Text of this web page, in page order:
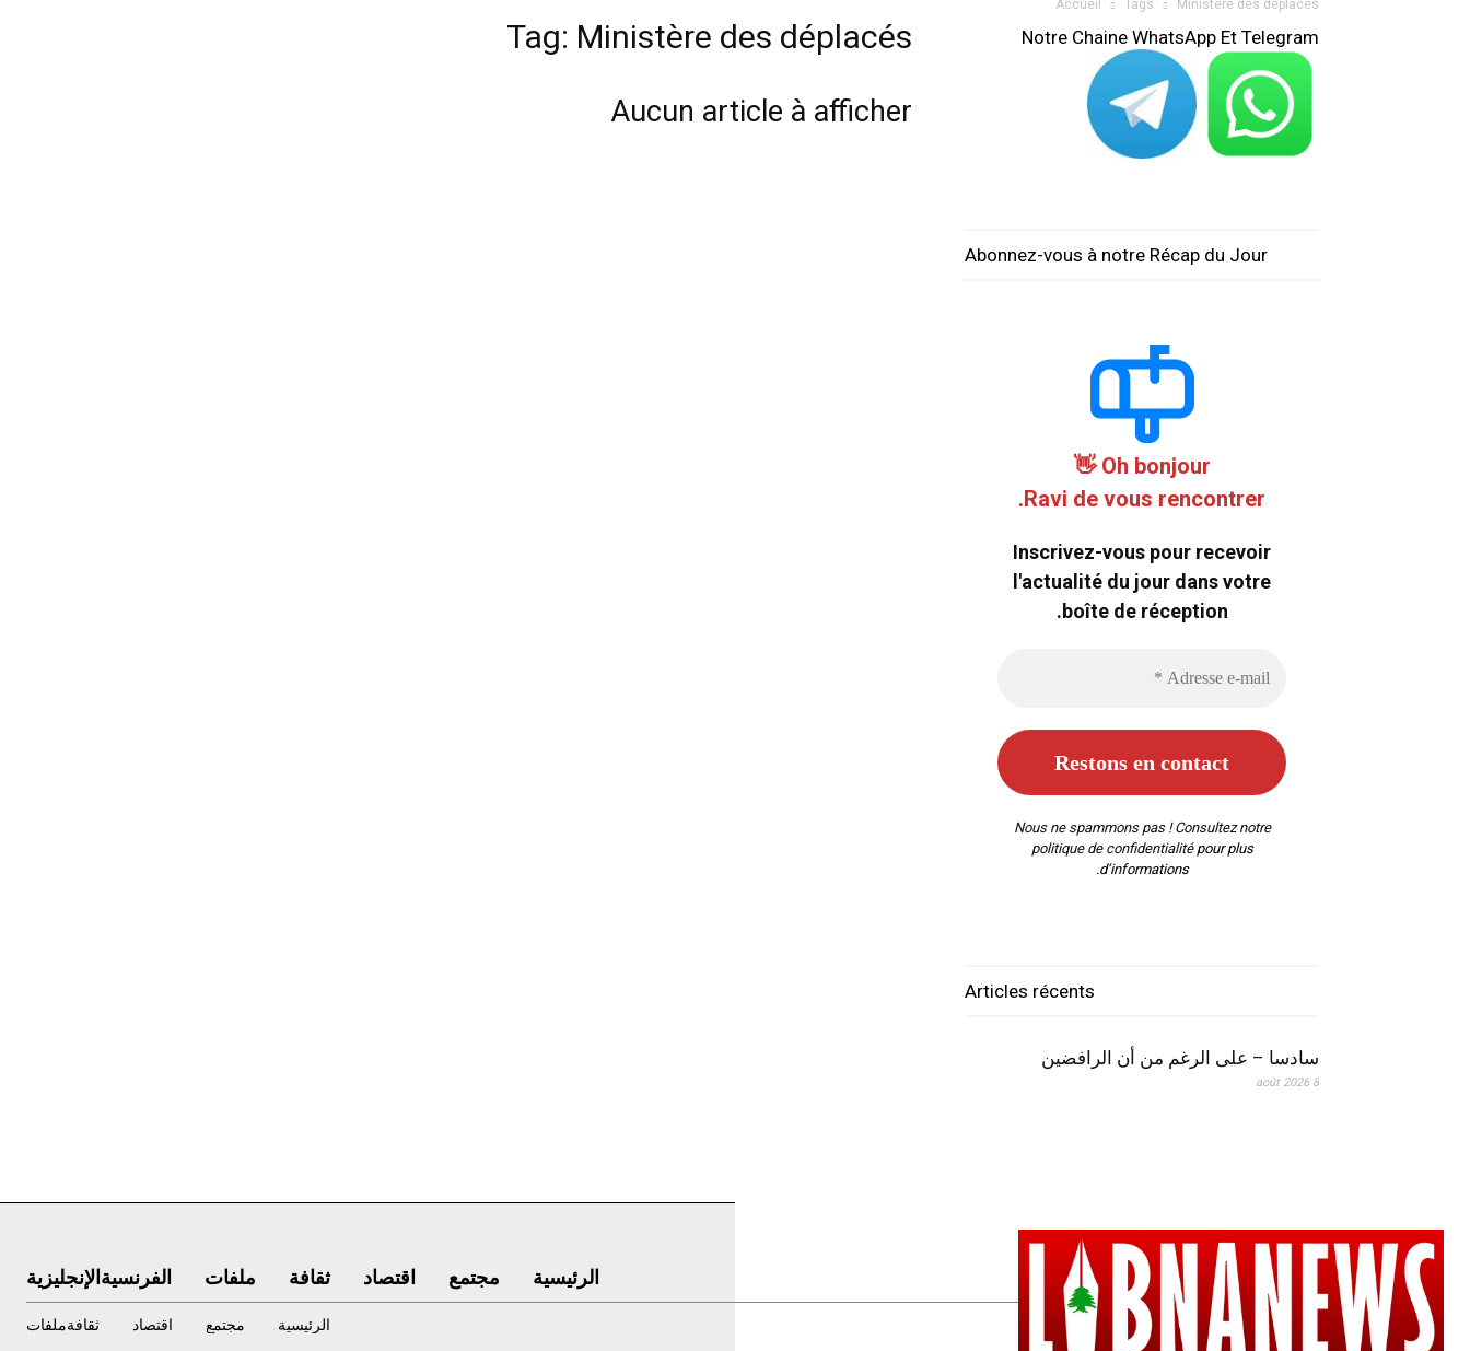
Accueil Tags Ministère des déplacés
Tag: Ministère des déplacés
Aucun article à afficher
Notre Chaine WhatsApp Et Telegram
Abonnez-vous à notre Récap du Jour
Oh bonjour 👋
Ravi de vous rencontrer.
Inscrivez-vous pour recevoir
l'actualité du jour dans votre
boîte de réception.
Nous ne spammons pas ! Consultez notre
politique de confidentialitépour plus
d’informations.
Articles récents
سادسا – على الرغم من أن الرافضين
8 août 2026
الرئيسية مجتمع اقتصاد ثقافة ملفات الفرنسيةالإنجليزية
الرئيسية مجتمع اقتصاد ثقافةملفات